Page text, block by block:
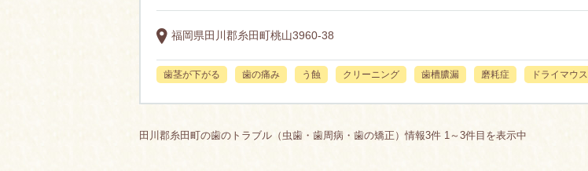
福岡県田川郡糸田町桃山3960-38
歯茎が下がる 歯の痛み う蝕 クリーニング 歯槽膿漏 磨耗症 ドライマウス
田川郡糸田町の歯のトラブル（虫歯・歯周病・歯の矯正）情報3件 1～3件目を表示中